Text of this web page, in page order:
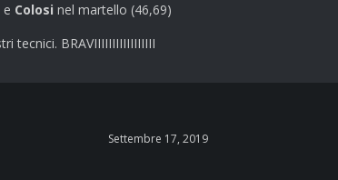
e Colosi nel martello (46,69)
tecnici. BRAVIIIIIIIIIIIIIIIII
Settembre 17, 2019